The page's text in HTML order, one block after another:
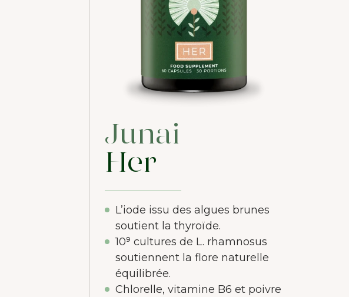
Junai
Her
L’iode issu des algues brunes
soutient la thyroïde.
10⁹ cultures de L. rhamnosus
soutiennent la flore naturelle
équilibrée.
Chlorelle, vitamine B6 et poivre